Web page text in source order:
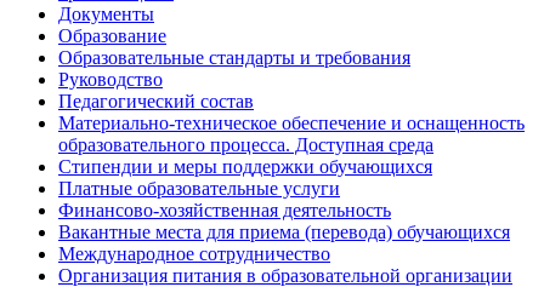
Документы
Образование
Образовательные стандарты и требования
Руководство
Педагогический состав
Материально-техническое обеспечение и оснащенность
образовательного процесса. Доступная среда
Стипендии и меры поддержки обучающихся
Платные образовательные услуги
Финансово-хозяйственная деятельность
Вакантные места для приема (перевода) обучающихся
Международное сотрудничество
Организация питания в образовательной организации